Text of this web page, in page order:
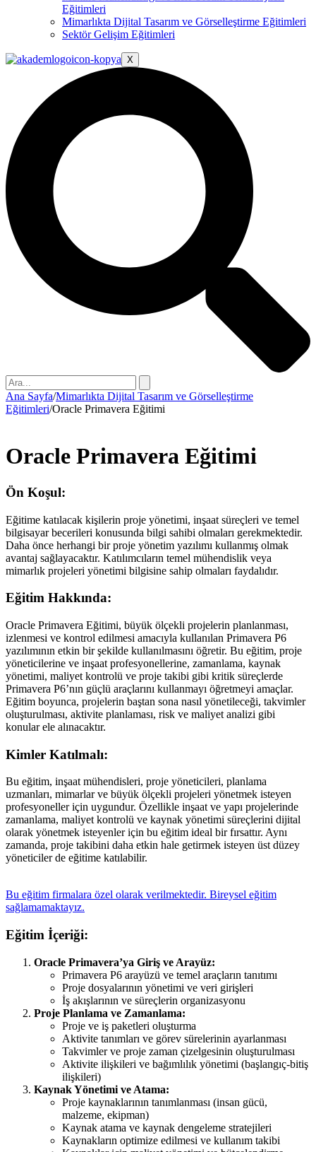
Eğitimleri
Mimarlıkta Dijital Tasarım ve Görselleştirme Eğitimleri
Sektör Gelişim Eğitimleri
X
Ana Sayfa/Mimarlıkta Dijital Tasarım ve Görselleştirme
Eğitimleri/Oracle Primavera Eğitimi
Oracle Primavera Eğitimi
Ön Koşul:
Eğitime katılacak kişilerin proje yönetimi, inşaat süreçleri ve temel
bilgisayar becerileri konusunda bilgi sahibi olmaları gerekmektedir.
Daha önce herhangi bir proje yönetim yazılımı kullanmış olmak
avantaj sağlayacaktır. Katılımcıların temel mühendislik veya
mimarlık projeleri yönetimi bilgisine sahip olmaları faydalıdır.
Eğitim Hakkında:
Oracle Primavera Eğitimi, büyük ölçekli projelerin planlanması,
izlenmesi ve kontrol edilmesi amacıyla kullanılan Primavera P6
yazılımının etkin bir şekilde kullanılmasını öğretir. Bu eğitim, proje
yöneticilerine ve inşaat profesyonellerine, zamanlama, kaynak
yönetimi, maliyet kontrolü ve proje takibi gibi kritik süreçlerde
Primavera P6’nın güçlü araçlarını kullanmayı öğretmeyi amaçlar.
Eğitim boyunca, projelerin baştan sona nasıl yönetileceği, takvimler
oluşturulması, aktivite planlaması, risk ve maliyet analizi gibi
konular ele alınacaktır.
Kimler Katılmalı:
Bu eğitim, inşaat mühendisleri, proje yöneticileri, planlama
uzmanları, mimarlar ve büyük ölçekli projeleri yönetmek isteyen
profesyoneller için uygundur. Özellikle inşaat ve yapı projelerinde
zamanlama, maliyet kontrolü ve kaynak yönetimi süreçlerini dijital
olarak yönetmek isteyenler için bu eğitim ideal bir fırsattır. Aynı
zamanda, proje takibini daha etkin hale getirmek isteyen üst düzey
yöneticiler de eğitime katılabilir.
Bu eğitim firmalara özel olarak verilmektedir. Bireysel eğitim
sağlamamaktayız.
Eğitim İçeriği:
Oracle Primavera’ya Giriş ve Arayüz:
Primavera P6 arayüzü ve temel araçların tanıtımı
Proje dosyalarının yönetimi ve veri girişleri
İş akışlarının ve süreçlerin organizasyonu
Proje Planlama ve Zamanlama:
Proje ve iş paketleri oluşturma
Aktivite tanımları ve görev sürelerinin ayarlanması
Takvimler ve proje zaman çizelgesinin oluşturulması
Aktivite ilişkileri ve bağımlılık yönetimi (başlangıç-bitiş
ilişkileri)
Kaynak Yönetimi ve Atama:
Proje kaynaklarının tanımlanması (insan gücü,
malzeme, ekipman)
Kaynak atama ve kaynak dengeleme stratejileri
Kaynakların optimize edilmesi ve kullanım takibi